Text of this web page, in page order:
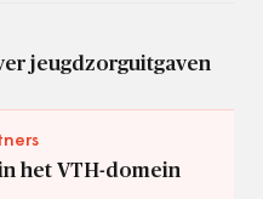
jeugdzorguitgaven
het VTH-domein